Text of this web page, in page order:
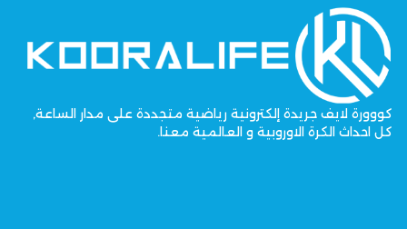
كووورة لايف جريدة إلكترونية رياضية متجددة على مدار الساعة,
كل احداث الكرة الاوروبية و العالمية معنا.